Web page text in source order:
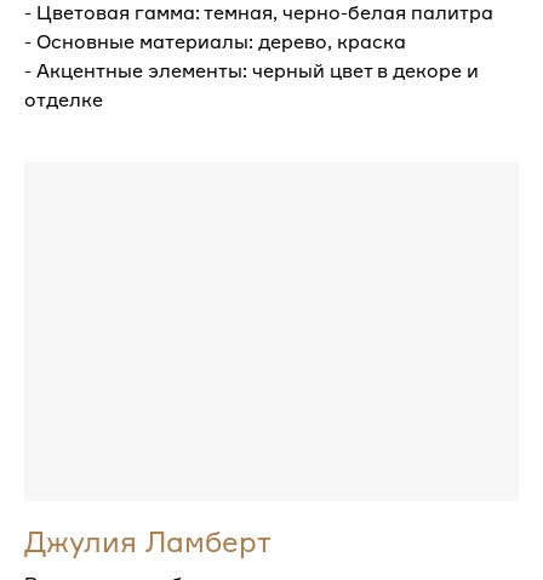
- Цветовая гамма: темная, черно-белая палитра
- Основные материалы: дерево, краска
- Акцентные элементы: черный цвет в декоре и
отделке
Джулия Ламберт